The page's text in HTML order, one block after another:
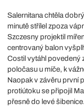
Salernitana chtěla
minutě střílel zpoza
Szczesny projektil
centrovaný balon
Costil vytáhl povedený
poločasu u míče, k
Naopak v závěru první
protiútoku se připojil
přesně do levé šibenice.